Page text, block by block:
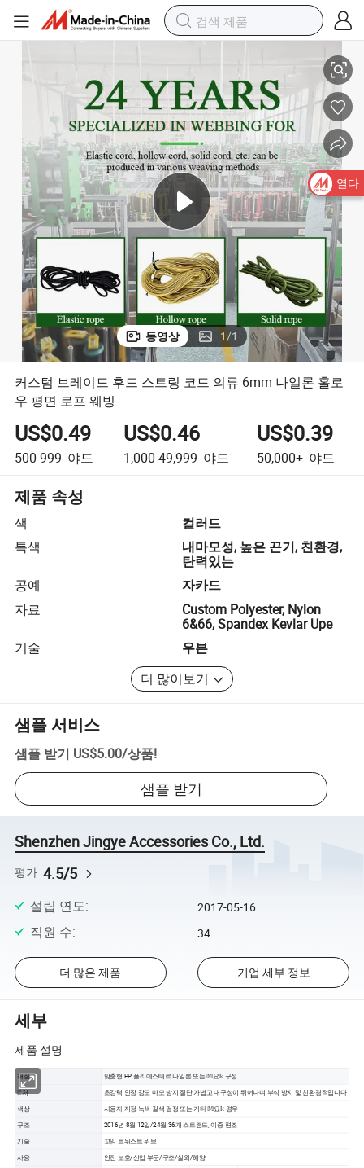
동영상 1/1
커스텀 브레이드 후드 스트링 코드 의류 6mm 나일론 홀로
우 평면 로프 웨빙
US$0.49
500-999 야드
US$0.46
1,000-49,999 야드
US$0.39
50,000+ 야드
제품 속성
색
컬러드
특색
내마모성, 높은 끈기, 친환경,
탄력있는
공예
자카드
자료
Custom Polyester, Nylon
6&66, Spandex Kevlar Upe
기술
우븐
더 많이보기
샘플 서비스
샘플 받기 US$5.00/상품!
샘플 받기
Shenzhen Jingye Accessories Co., Ltd.
평가 4.5/5
설립 연도: 2017-05-16
직원 수: 34
더 많은 제품 기업 세부 정보
세부
제품 설명
재질 맞춤형 PP 폴리에스테르 나일론 또는 𝕄요𝕜 구성
𝔼처 초강력 인장 강도 마모 방지 절단 가볍고 내구성이 뛰어나며 부식 방지 및 친환경적입니다
색상 사용자 지정 녹색 갈색 검정 또는 기타 𝕄요𝕜 경우
구조
2016년 8월 12일/24월 36개 스트랜드, 이중 편조
기술
꼬임 트위스트 위브
사용 안전 보호/산업 부문/구조/실외/해양
열다